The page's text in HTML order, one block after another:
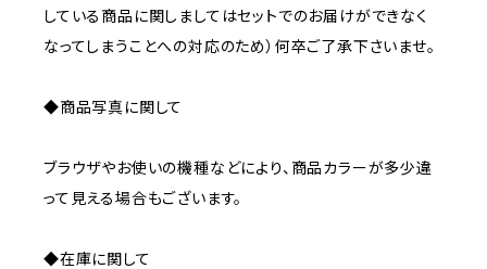
している商品に関しましてはセットでのお届けができなく
なってしまうことへの対応のため）何卒ご了承下さいませ。
◆商品写真に関して
ブラウザやお使いの機種などにより、商品カラーが多少違
って見える場合もございます。
◆在庫に関して